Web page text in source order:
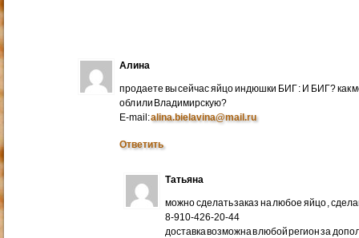
Алина
продаете вы сейчас яйцо индюшки БИГ : И БИГ? как
обл или Владимирскую?
E-mail:alina.bielavina@mail.ru
Ответить
Татьяна
можно сделать заказ на любое яйцо ,
8-910-426-20-44
доставка возможна в любой регион за